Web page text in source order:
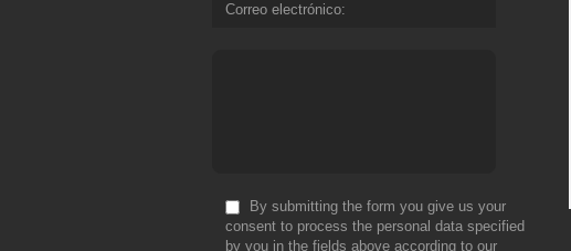
Correo electrónico
By submitting the form you give us your
consent to process the personal data specified
by you in the fields above according to our